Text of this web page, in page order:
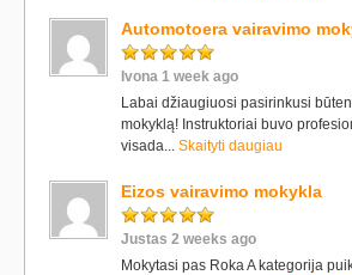
Automotoera vairavimo
Ivona 1 week ago
Labai džiaugiuosi pasirinkusi
mokyklą! Instruktoriai buvo
visada... Skaityti daugiau
Eizos vairavimo mokykla
Justas 2 weeks ago
Mokytasi pas Roka A kategorija